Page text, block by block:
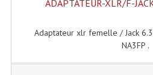
ADAPTATEUR-XLR/F-
Adaptateur xlr femelle / Jack
NA3FP .